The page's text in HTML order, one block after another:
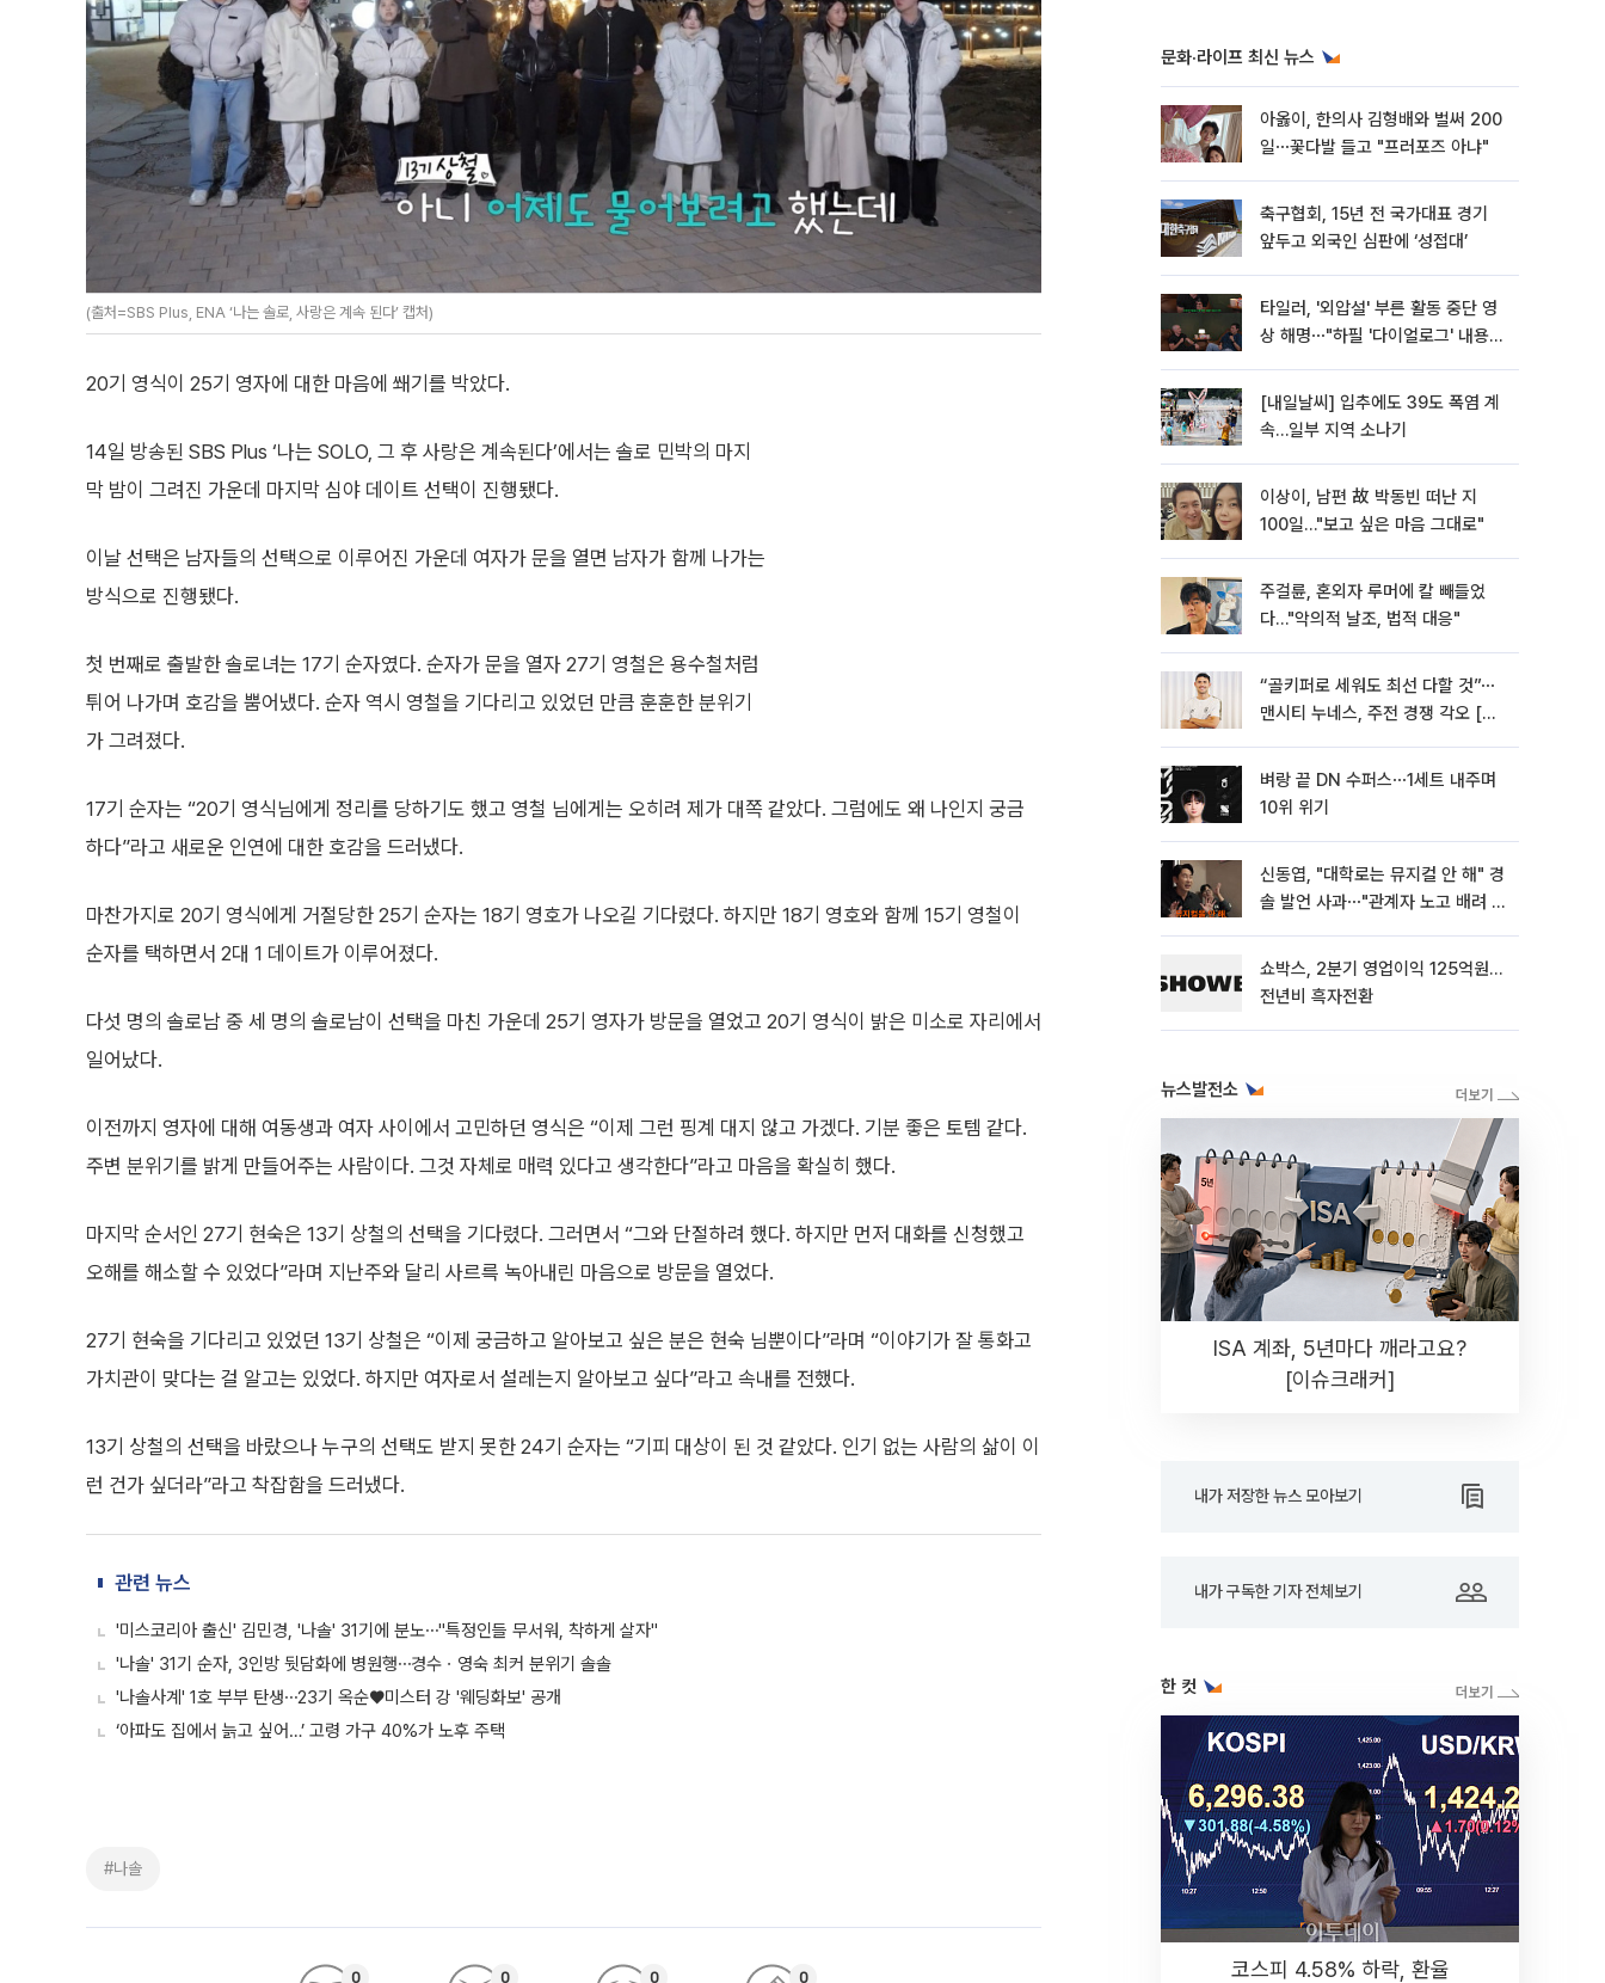
(출처=SBS Plus, ENA ‘나는 솔로, 사랑은 계속 된다’ 캡처)
20기 영식이 25기 영자에 대한 마음에 쐐기를 박았다.
14일 방송된 SBS Plus ‘나는 SOLO, 그 후 사랑은 계속된다’에서는 솔로 민박의 마지
막 밤이 그려진 가운데 마지막 심야 데이트 선택이 진행됐다.
이날 선택은 남자들의 선택으로 이루어진 가운데 여자가 문을 열면 남자가 함께 나가는
방식으로 진행됐다.
첫 번째로 출발한 솔로녀는 17기 순자였다. 순자가 문을 열자 27기 영철은 용수철처럼
튀어 나가며 호감을 뿜어냈다. 순자 역시 영철을 기다리고 있었던 만큼 훈훈한 분위기
가 그려졌다.
17기 순자는 “20기 영식님에게 정리를 당하기도 했고 영철 님에게는 오히려 제가 대쪽 같았다. 그럼에도 왜 나인지 궁금
하다”라고 새로운 인연에 대한 호감을 드러냈다.
마찬가지로 20기 영식에게 거절당한 25기 순자는 18기 영호가 나오길 기다렸다. 하지만 18기 영호와 함께 15기 영철이
순자를 택하면서 2대 1 데이트가 이루어졌다.
다섯 명의 솔로남 중 세 명의 솔로남이 선택을 마친 가운데 25기 영자가 방문을 열었고 20기 영식이 밝은 미소로 자리에서
일어났다.
이전까지 영자에 대해 여동생과 여자 사이에서 고민하던 영식은 “이제 그런 핑계 대지 않고 가겠다. 기분 좋은 토템 같다.
주변 분위기를 밝게 만들어주는 사람이다. 그것 자체로 매력 있다고 생각한다”라고 마음을 확실히 했다.
마지막 순서인 27기 현숙은 13기 상철의 선택을 기다렸다. 그러면서 “그와 단절하려 했다. 하지만 먼저 대화를 신청했고
오해를 해소할 수 있었다”라며 지난주와 달리 사르륵 녹아내린 마음으로 방문을 열었다.
27기 현숙을 기다리고 있었던 13기 상철은 “이제 궁금하고 알아보고 싶은 분은 현숙 님뿐이다”라며 “이야기가 잘 통화고
가치관이 맞다는 걸 알고는 있었다. 하지만 여자로서 설레는지 알아보고 싶다”라고 속내를 전했다.
13기 상철의 선택을 바랐으나 누구의 선택도 받지 못한 24기 순자는 “기피 대상이 된 것 같았다. 인기 없는 사람의 삶이 이
런 건가 싶더라”라고 착잡함을 드러냈다.
관련 뉴스
'미스코리아 출신' 김민경, '나솔' 31기에 분노⋯"특정인들 무서워, 착하게 살자"
'나솔' 31기 순자, 3인방 뒷담화에 병원행⋯경수ㆍ영숙 최커 분위기 솔솔
'나솔사계' 1호 부부 탄생⋯23기 옥순♥미스터 강 '웨딩화보' 공개
‘아파도 집에서 늙고 싶어…’ 고령 가구 40%가 노후 주택
#나솔
0 0 0 0
문화·라이프 최신 뉴스
아옳이, 한의사 김형배와 벌써 200
일⋯꽃다발 들고 "프러포즈 아냐"
축구협회, 15년 전 국가대표 경기
앞두고 외국인 심판에 ‘성접대’
타일러, '외압설' 부른 활동 중단 영
상 해명⋯"하필 '다이얼로그' 내용이
[내일날씨] 입추에도 39도 폭염 계
속…일부 지역 소나기
이상이, 남편 故 박동빈 떠난 지
100일…"보고 싶은 마음 그대로"
주걸륜, 혼외자 루머에 칼 빼들었
다…"악의적 날조, 법적 대응"
“골키퍼로 세워도 최선 다할 것”⋯
맨시티 누네스, 주전 경쟁 각오 [인
벼랑 끝 DN 수퍼스⋯1세트 내주며
10위 위기
신동엽, "대학로는 뮤지컬 안 해" 경
솔 발언 사과⋯"관계자 노고 배려 못
쇼박스, 2분기 영업이익 125억원…
전년비 흑자전환
뉴스발전소
ISA 계좌, 5년마다 깨라고요?
[이슈크래커]
내가 저장한 뉴스 모아보기
내가 구독한 기자 전체보기
한 컷
코스피 4.58% 하락, 환율